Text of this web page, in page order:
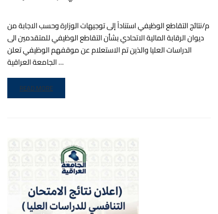
م/نتائج التقاطع الوظيفي استناداً إلى توجيهات الوزارة وحسب الاجابة من
ديوان الرقابة المالية الاتحادي بشأن التقاطع الوظيفي للمتقدمين الى
الدراسات العليا والذين تم الاستعلام عن موقفهم الوظيفي تعلن
الجامعة العراقية …
READ MORE